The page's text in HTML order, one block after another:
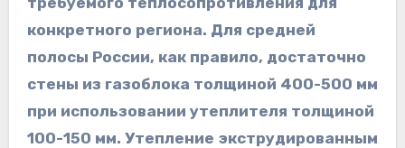
конкретного региона. Для средней
полосы России, как правило, достаточно
стены из газоблока толщиной 400-500 мм
при использовании утеплителя толщиной
100-150 мм. Утепление экструдированным